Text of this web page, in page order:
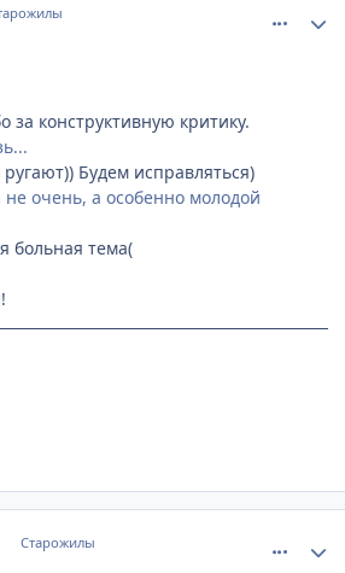
за конструктивную критику.
Будем исправляться)
очень, а особенно молодой
больная тема(
Старожилы